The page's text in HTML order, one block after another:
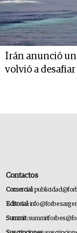
Irán anunció
volvió a
Contactos
Comercial:
Editorial:
Summit: